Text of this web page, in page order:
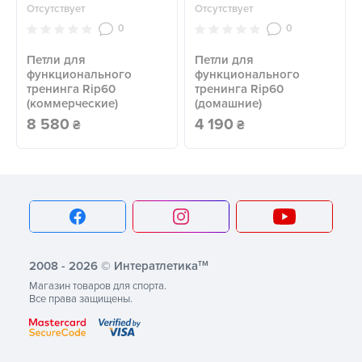
Отсутствует
0
Петли для
функционального
тренинга Rip60
(коммерческие)
8 580 ₴
Отсутствует
0
Петли для
функционального
тренинга Rip60
(домашние)
4 190 ₴
2008 - 2026 © Интератлетикатм
Магазин товаров для спорта.
Все права защищены.